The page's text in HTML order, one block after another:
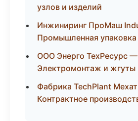
узлов и изделий
Инжиниринг ПроМаш
Промышленная упаковка
ООО Энерго ТехРесурс —
Электромонтаж и жгуты
Фабрика TechPlant
Контрактное